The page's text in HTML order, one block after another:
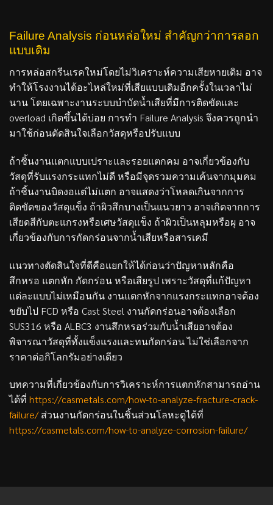
Failure Analysis ก่อนหล่อใหม่ สำคัญกว่าการลอก
แบบเดิม
การหล่อสกรีนเรคใหม่โดยไม่วิเคราะห์ความเสียหายเดิม อาจ
ทำให้โรงงานได้อะไหล่ใหม่ที่เสียแบบเดิมอีกครั้งในเวลาไม่
นาน โดยเฉพาะงานระบบบำบัดน้ำเสียที่มีการติดขัดและ
overload เกิดขึ้นได้บ่อย การทำ Failure Analysis จึงควรถูกนำ
มาใช้ก่อนตัดสินใจเลือกวัสดุหรือปรับแบบ
ถ้าชิ้นงานแตกแบบเปราะและรอยแตกคม อาจเกี่ยวข้องกับ
วัสดุที่รับแรงกระแทกไม่ดี หรือมีจุดรวมความเค้นจากมุมคม
ถ้าชิ้นงานบิดงอแต่ไม่แตก อาจแสดงว่าโหลดเกินจากการ
ติดขัดของวัสดุแข็ง ถ้าผิวสึกบางเป็นแนวยาว อาจเกิดจากการ
เสียดสีกับตะแกรงหรือเศษวัสดุแข็ง ถ้าผิวเป็นหลุมหรือผุ อาจ
เกี่ยวข้องกับการกัดกร่อนจากน้ำเสียหรือสารเคมี
แนวทางตัดสินใจที่ดีคือแยกให้ได้ก่อนว่าปัญหาหลักคือ
สึกหรอ แตกหัก กัดกร่อน หรือเสียรูป เพราะวัสดุที่แก้ปัญหา
แต่ละแบบไม่เหมือนกัน งานแตกหักจากแรงกระแทกอาจต้อง
ขยับไป FCD หรือ Cast Steel งานกัดกร่อนอาจต้องเลือก
SUS316 หรือ ALBC3 งานสึกหรอร่วมกับน้ำเสียอาจต้อง
พิจารณาวัสดุที่ทั้งแข็งแรงและทนกัดกร่อน ไม่ใช่เลือกจาก
ราคาต่อกิโลกรัมอย่างเดียว
บทความที่เกี่ยวข้องกับการวิเคราะห์การแตกหักสามารถอ่าน
ได้ที่ https://casmetals.com/how-to-analyze-fracture-crack-
failure/ส่วนงานกัดกร่อนในชิ้นส่วนโลหะดูได้ที่
https://casmetals.com/how-to-analyze-corrosion-failure/